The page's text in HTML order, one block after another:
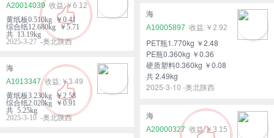
A20014039
￥6.12
黄纸板0.510kg ￥0.41
综合纸12.680kg ￥5.71
共 13.19kg
2025-3-27 -奥北陕西
海
A10005897
￥2.92
PET瓶1.770kg ￥2.48
PE瓶0.360kg ￥0.36
硬质塑料0.360kg ￥0.08
共 2.49kg
2025-3-10 -奥北陕西
海
A1013347
￥3.49
黄纸板3.230kg ￥2.58
综合纸2.020kg ￥0.91
共 5.25kg
2025-3-10 -奥北陕西
海
A20000327
￥3.15